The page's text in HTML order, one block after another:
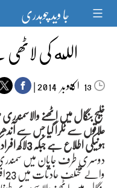
content جا وید چوہدری
الله کی لاٹھی
13 اکتوبر‬‮ |
خلیج بنگال میں اٹھنے
ہونیکی اطلاع ہے جبکہ 3لاکھ افراد کو محفوظ مقامات پر منتقل کردیا گیا۔
دوسری طرف جاپان میں